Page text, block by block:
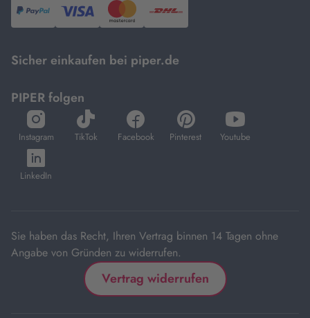
PayPal,Visa
und
DHL.
Sicher einkaufen bei piper.de
PIPER folgen
Instagram
öffnet
in
neuem
Tab
TikTok
öffnet
in
Facebook
öffnet
in
Pinterest
öffnet
in
Youtube
öffnet
in
LinkedIn
öffnet
in
Sie haben das Recht, Ihren Vertrag binnen 14 Tagen ohne
Angabe von Gründen zu widerrufen.
Vertrag widerrufen